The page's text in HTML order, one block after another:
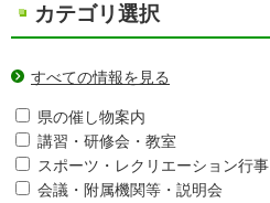
カテゴリ選択
すべての情報を見る
県の催し物案内
講習・研修会・教室
スポーツ・レクリエーション行事
会議・附属機関等・説明会